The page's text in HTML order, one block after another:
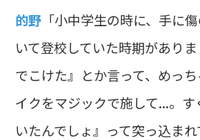
的野 「小中学生の時に、手に
いて登校していた時期があり
でこけた』とか言って、めっ
イクをマジックで施して...。
いたんでしょ』って突っ込ま